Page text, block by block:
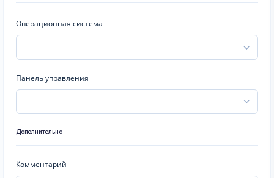
Операционная система
Панель управления
Дополнительно
Комментарий